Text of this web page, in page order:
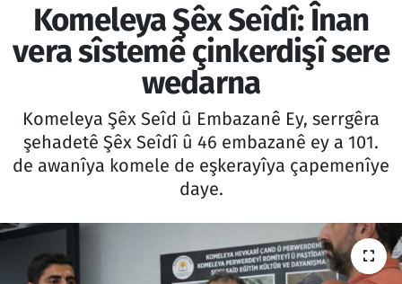
Komeleya Şêx Seîdî: Înan
vera sîstemê çinkerdişî sere
wedarna
Komeleya Şêx Seîd û Embazanê Ey, serrgêra
şehadetê Şêx Seîdî û 46 embazanê ey a 101.
de awanîya komele de eşkerayîya çapemenîye
daye.
Huner
Sîyaset
Têkilî
Trafik Durumu
Süper Lig Puan Durumu ve Fikstür
Tüm Manşetler
Son Dakika Haberleri
Haber Arşivi